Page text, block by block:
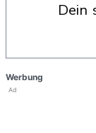
dein spiel beginnt nach dieser
Werbung
Ad